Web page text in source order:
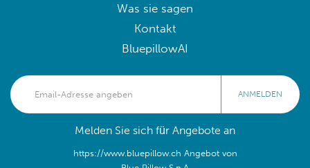
Was sie sagen
Kontakt
BluepillowAI
ANMELDEN
Melden Sie sich für Angebote an
https://www.bluepillow.ch Angebot von